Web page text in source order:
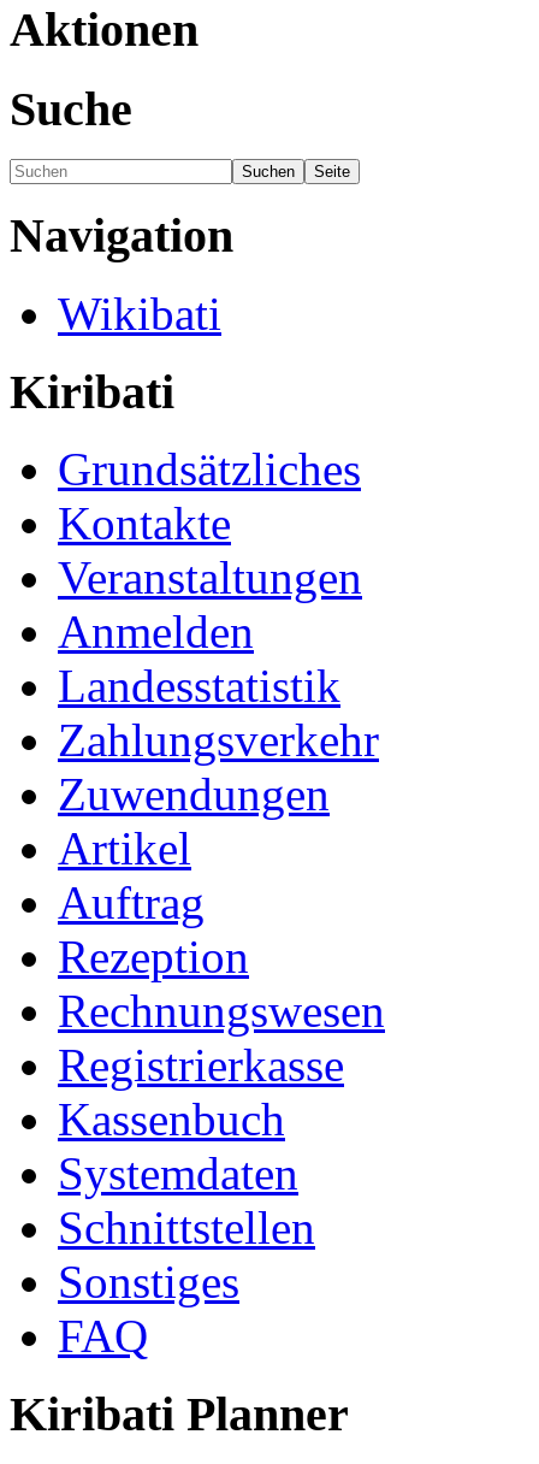
Aktionen
Suche
Navigation
Wikibati
Kiribati
Grundsätzliches
Kontakte
Veranstaltungen
Anmelden
Landesstatistik
Zahlungsverkehr
Zuwendungen
Artikel
Auftrag
Rezeption
Rechnungswesen
Registrierkasse
Kassenbuch
Systemdaten
Schnittstellen
Sonstiges
FAQ
Kiribati Planner